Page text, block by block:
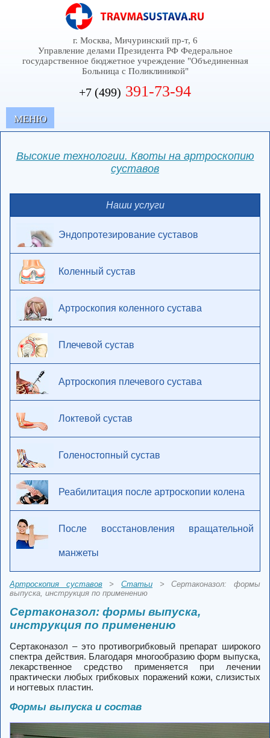
г. Москва, Мичуринский пр-т, 6
Управление делами Президента РФ Федеральное
государственное бюджетное учреждение "Объединенная
Больница с Поликлиникой"
+7 (499) 391-73-94
MЕНЮ
Высокие технологии. Квоты на артроскопию
суставов
Наши услуги
Эндопротезирование суставов
Коленный сустав
Артроскопия коленного сустава
Плечевой сустав
Артроскопия плечевого сустава
Локтевой сустав
Голеностопный сустав
Реабилитация после артроскопии колена
После восстановления вращательной
манжеты
Артроскопия суставов>Статьи > Сертаконазол: формы
выпуска, инструкция по применению
Сертаконазол: формы выпуска,
инструкция по применению
Сертаконазол – это противогрибковый препарат широкого
спектра действия. Благодаря многообразию форм выпуска,
лекарственное средство применяется при лечении
практически любых грибковых поражений кожи, слизистых
и ногтевых пластин.
Формы выпуска и состав